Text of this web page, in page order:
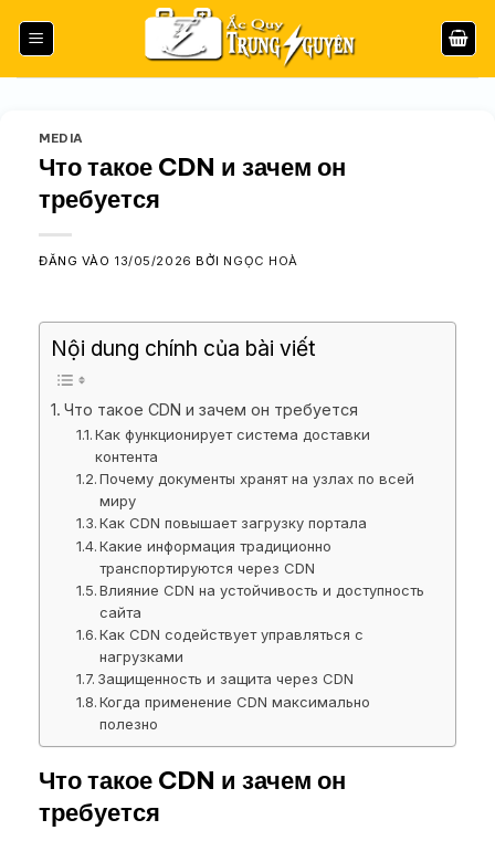
qua
MEDIA
Что такое CDN и зачем он
требуется
ĐĂNG VÀO 13/05/2026 BỞI NGỌC HOÀ
Nội dung chính của bài viết
Что такое CDN и зачем он требуется
Как функционирует система доставки
контента
Почему документы хранят на узлах по всей
миру
Как CDN повышает загрузку портала
Какие информация традиционно
транспортируются через CDN
Влияние CDN на устойчивость и доступность
сайта
Как CDN содействует управляться с
нагрузками
Защищенность и защита через CDN
Когда применение CDN максимально
полезно
Что такое CDN и зачем он
требуется